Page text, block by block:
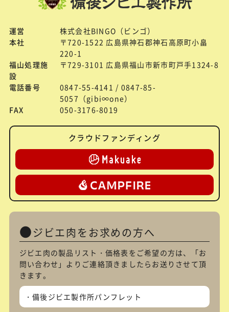
運営
株式会社BINGO（ビンゴ）
本社
〒720-1522 広島県神石郡神石高原町小畠
220-1
福山処理施
設
〒729-3101 広島県福山市新市町戸手1324-8
電話番号
0847-55-4141 / 0847-85-
5057（gibi∞one）
FAX
050-3176-8019
クラウドファンディング
ジビエ肉をお求めの方へ
ジビエ肉の製品リスト・価格表をご希望の方は、「お
問い合わせ 」よりご連絡頂きましたらお送りさせて頂
きます。
備後ジビエ製作所パンフレット